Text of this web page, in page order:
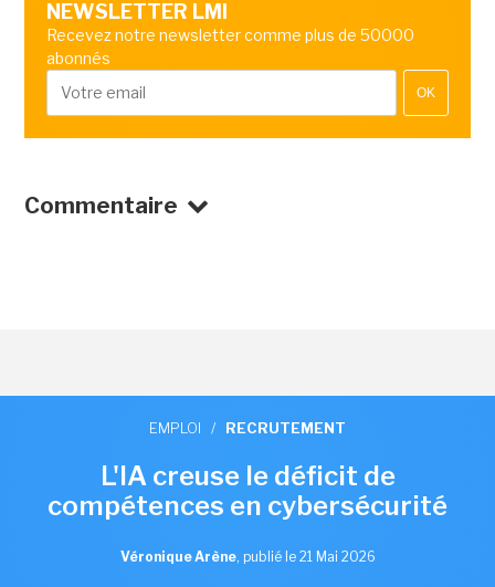
NEWSLETTER LMI
Recevez notre newsletter comme plus de 50000
abonnés
OK
Commentaire
EMPLOI / RECRUTEMENT
L'IA creuse le déficit de
compétences en cybersécurité
Véronique Arène, publié le 21 Mai 2026